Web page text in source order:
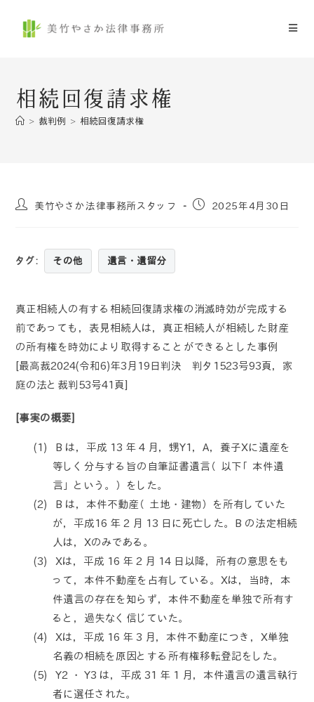
相続回復請求権
> 裁判例 > 相続回復請求権
美竹やさか法律事務所スタッフ 2025年4月30日
タグ : その他 遺言・遺留分
真正相続人の有する相続回復請求権の消滅時効が完成する
前であっても，表見相続人は，真正相続人が相続した財産
の所有権を時効により取得することができるとした事例
[最高裁2024(令和6)年3月19日判決 判タ1523号93頁，家
庭の法と裁判53号41頁]
[事実の概要]
B は，平成 13 年 4 月，甥Y1，A，養子Xに遺産を
等しく分与する旨の自筆証書遺言（以下「本件遺
言」という。）をした。
B は，本件不動産（土地・建物）を所有していた
が，平成16 年 2 月 13 日に死亡した。B の法定相続
人は，Xのみである。
Xは，平成 16 年 2 月 14 日以降，所有の意思をも
って，本件不動産を占有している。Xは，当時，本
件遺言の存在を知らず，本件不動産を単独で所有す
ると，過失なく信じていた。
Xは，平成 16 年 3 月，本件不動産につき，X単独
名義の相続を原因とする所有権移転登記をした。
Y2 ・ Y3 は，平成 31 年 1 月，本件遺言の遺言執行
者に選任された。